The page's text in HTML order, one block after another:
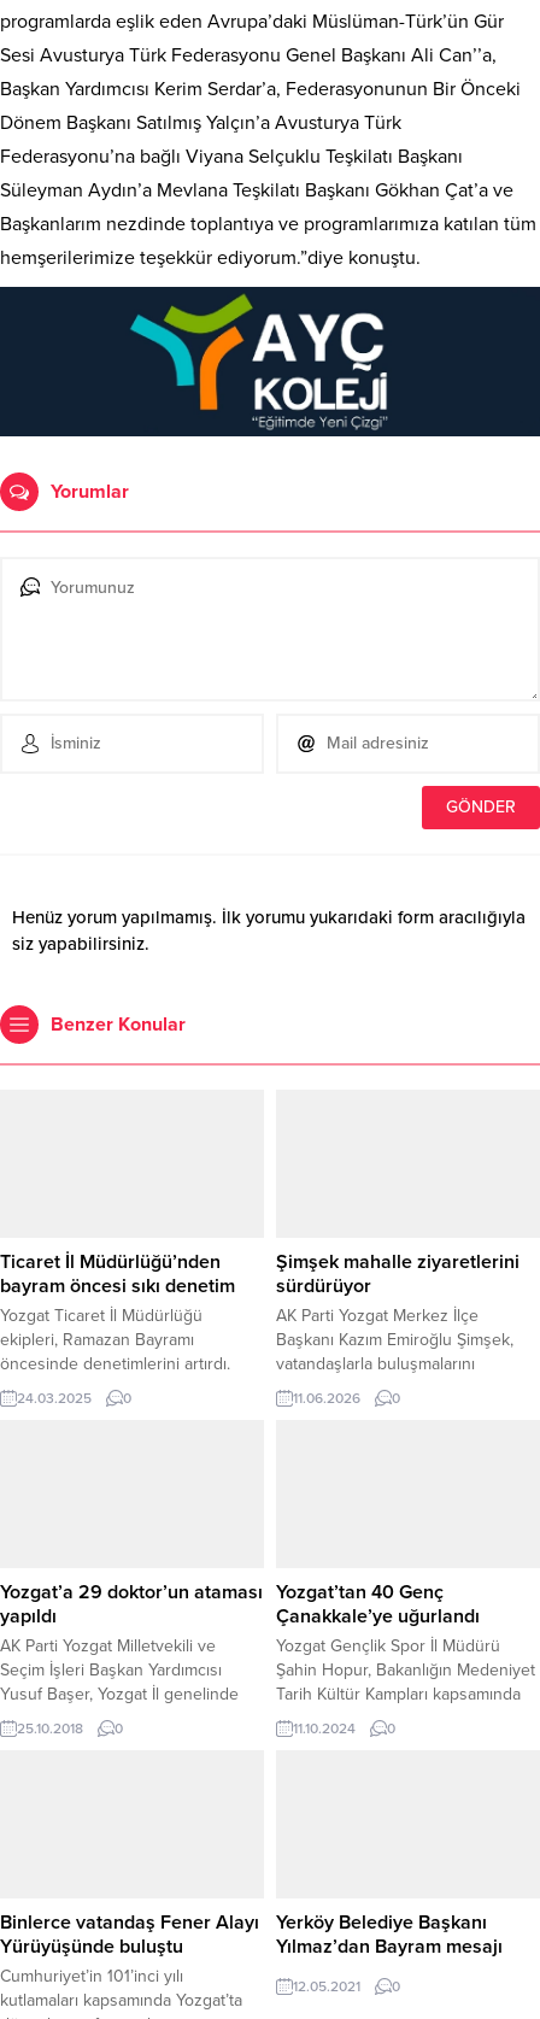
programlarda eşlik eden Avrupa’daki Müslüman-Türk’ün Gür
Sesi Avusturya Türk Federasyonu Genel Başkanı Ali Can’’a,
Başkan Yardımcısı Kerim Serdar’a, Federasyonunun Bir Önceki
Dönem Başkanı Satılmış Yalçın’a Avusturya Türk
Federasyonu’na bağlı Viyana Selçuklu Teşkilatı Başkanı
Süleyman Aydın’a Mevlana Teşkilatı Başkanı Gökhan Çat’a ve
Başkanlarım nezdinde toplantıya ve programlarımıza katılan tüm
hemşerilerimize teşekkür ediyorum.”diye konuştu.
Yorumlar
Henüz yorum yapılmamış. İlk yorumu yukarıdaki form aracılığıyla
siz yapabilirsiniz.
Benzer Konular
Ticaret İl Müdürlüğü’nden
bayram öncesi sıkı denetim
Yozgat Ticaret İl Müdürlüğü
ekipleri, Ramazan Bayramı
öncesinde denetimlerini artırdı.
Vatandaşların mağduriyet
yaşamaması ve piyasa düzeninin
satış fiyatı bilgileri, ürün özellikleri
ve marka bilgisi gibi...
24.03.2025 0
Şimşek mahalle ziyaretlerini
sürdürüyor
AK Parti Yozgat Merkez İlçe
Başkanı Kazım Emiroğlu Şimşek,
vatandaşlarla buluşmalarını
sürdürüyor. Şimşek, İlçe Yönetim
Kurulu üyeleriyle birlikte Tuzkaya
konular üzerine karşılıklı görüş
alışverişinde bulunuldu. Samimi bir
atmosferde gerçekleşen...
11.06.2026 0
Yozgat’a 29 doktor’un ataması
yapıldı
AK Parti Yozgat Milletvekili ve
Seçim İşleri Başkan Yardımcısı
Yusuf Başer, Yozgat İl genelinde
görevlendirilmek üzere çeşitli
branşlarda 29 doktorun atamasının
25.10.2018 0
Yozgat’tan 40 Genç
Çanakkale’ye uğurlandı
Yozgat Gençlik Spor İl Müdürü
Şahin Hopur, Bakanlığın Medeniyet
Tarih Kültür Kampları kapsamında
Yozgat ve ilçelerinden 40 gencin
Çanakkale’ye uğurlandığını söyledi.
11.10.2024 0
Binlerce vatandaş Fener Alayı
Yürüyüşünde buluştu
Cumhuriyet’in 101’inci yılı
kutlamaları kapsamında Yozgat’ta
Yerköy Belediye Başkanı
Yılmaz’dan Bayram mesajı
12.05.2021 0